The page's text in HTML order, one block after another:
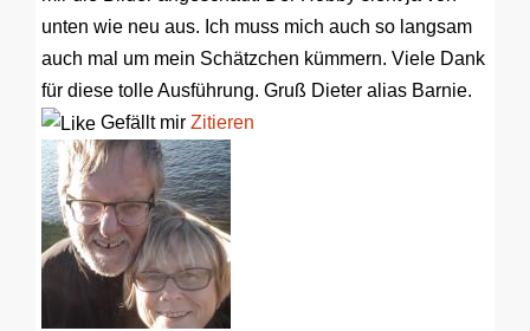
unten wie neu aus. Ich muss mich auch so langsam
auch mal um mein Schätzchen kümmern. Viele Dank
für diese tolle Ausführung. Gruß Dieter alias Barnie.
Gefällt mir Zitieren